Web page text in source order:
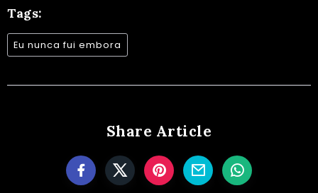
Tags:
Eu nunca fui embora
Share Article